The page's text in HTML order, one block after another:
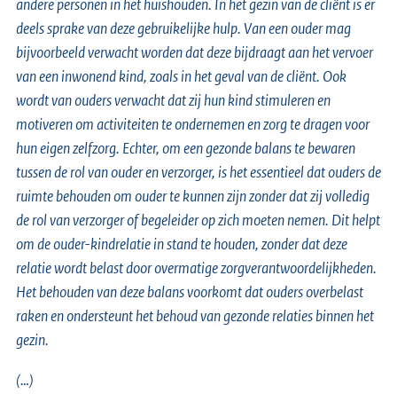
andere personen in het huishouden. In het gezin van de cliënt is er
deels sprake van deze gebruikelijke hulp. Van een ouder mag
bijvoorbeeld verwacht worden dat deze bijdraagt aan het vervoer
van een inwonend kind, zoals in het geval van de cliënt. Ook
wordt van ouders verwacht dat zij hun kind stimuleren en
motiveren om activiteiten te ondernemen en zorg te dragen voor
hun eigen zelfzorg. Echter, om een gezonde balans te bewaren
tussen de rol van ouder en verzorger, is het essentieel dat ouders de
ruimte behouden om ouder te kunnen zijn zonder dat zij volledig
de rol van verzorger of begeleider op zich moeten nemen. Dit helpt
om de ouder-kindrelatie in stand te houden, zonder dat deze
relatie wordt belast door overmatige zorgverantwoordelijkheden.
Het behouden van deze balans voorkomt dat ouders overbelast
raken en ondersteunt het behoud van gezonde relaties binnen het
gezin.
(…)